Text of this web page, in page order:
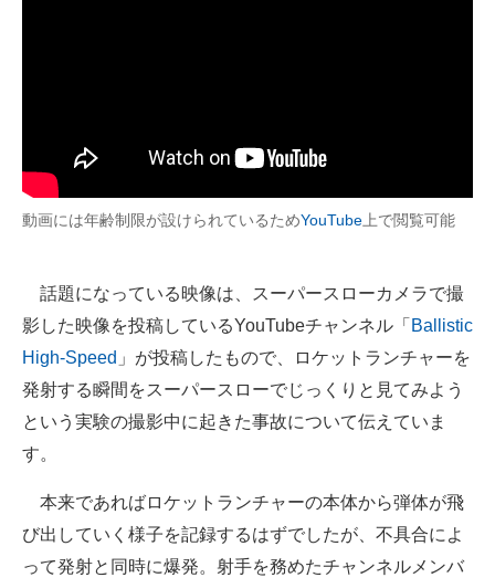
エネルギーの専門メディア
建設×テクノロジーの最前線
動画には年齢制限が設けられているためYouTube上で閲覧可能
話題になっている映像は、スーパースローカメラで撮
影した映像を投稿しているYouTubeチャンネル「 Ballistic
High-Speed 」が投稿したもので、ロケットランチャーを
発射する瞬間をスーパースローでじっくりと見てみよう
という実験の撮影中に起きた事故について伝えていま
す。
本来であればロケットランチャーの本体から弾体が飛
び出していく様子を記録するはずでしたが、不具合によ
って発射と同時に爆発。射手を務めたチャンネルメンバ